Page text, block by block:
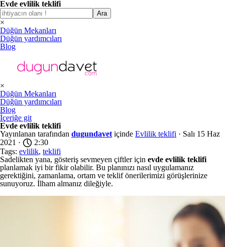
Evde evlilik teklifi
Ara
×
Düğün Mekanları
Düğün yardımcıları
Blog
×
Düğün Mekanları
Düğün yardımcıları
Blog
İçeriğe git
Evde evlilik teklifi
Yayınlanan tarafından dugundavet içinde Evlilik teklifi · Salı 15 Haz
2021 ·
2:30
Tags: evlilik, teklifi
Sadelikten yana, gösteriş sevmeyen çiftler için evde evlilik teklifi
planlamak iyi bir fikir olabilir. Bu planınızı nasıl uygulamanız
gerektiğini, zamanlama, ortam ve teklif önerilerimizi görüşlerinize
sunuyoruz. İlham almanız dileğiyle.